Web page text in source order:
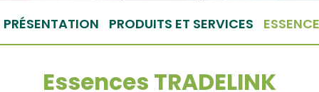
PRÉSENTATION PRODUITS ET SERVICES
Essences TRADELINK